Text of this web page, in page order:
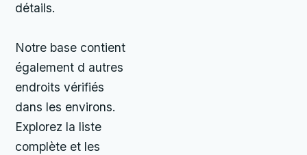
détails.
Notre base contient
également d autres
endroits vérifiés
dans les environs.
Explorez la liste
complète et les